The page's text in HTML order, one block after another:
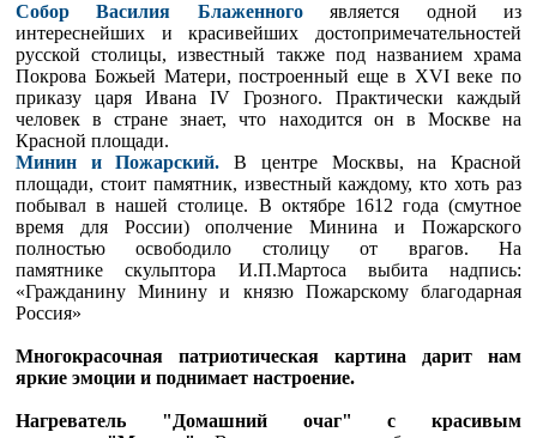
Собор Василия Блаженного является одной из
интереснейших и красивейших достопримечательностей
русской столицы, известный также под названием храма
Покрова Божьей Матери, построенный еще в XVI веке по
приказу царя Ивана IV Грозного. Практически каждый
человек в стране знает, что находится он в Москве на
Красной площади.
Минин и Пожарский.
В центре Москвы, на Красной
площади, стоит памятник, известный каждому, кто хоть раз
побывал в нашей столице. В октябре 1612 года (смутное
время для России) ополчение Минина и Пожарского
полностью освободило столицу от врагов. На
памятнике скульптора И.П.Мартоса выбита надпись:
«Гражданину Минину и князю Пожарскому благодарная
Россия»
Многокрасочная патриотическая картина дарит нам
яркие эмоции и поднимает настроение.
Нагреватель "Домашний очаг" с красивым